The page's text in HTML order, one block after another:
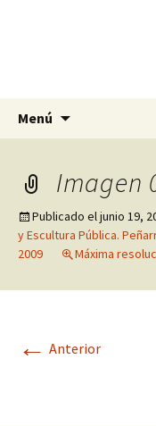
Menú
Imagen
Publicado eljunio 19,
y Escultura Pública.
2009
Máxima
← Anterior